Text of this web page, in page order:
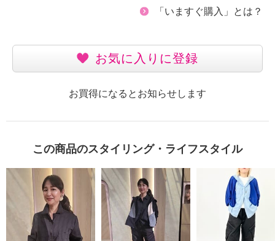
「いますぐ購入」とは？
お気に入りに登録
お買得になるとお知らせします
この商品のスタイリング・ライフスタイル